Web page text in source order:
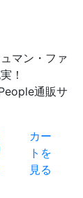
マン・ファ
！
通販サ
カー
トを
見る